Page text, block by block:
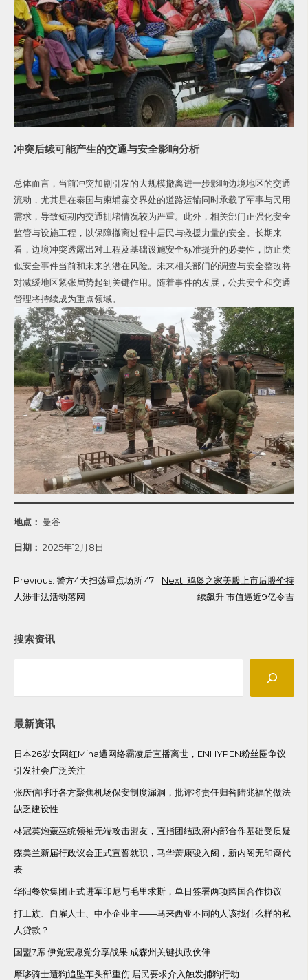
冲突后续可能产生的交通与安全影响分析
总体而言，当前冲突加剧引发的大规模撤离进一步影响边境地区的交通
流动，尤其是在泰国与柬埔寨交界处的道路运输同时承载了军事与民用
需求，导致短期内交通拥堵情况较为严重。此外，相关部门正强化安全
监管与设施工程，以保障撤离过程中居民与救援力量的安全。长期来
看，边境冲突透露出对工程及基础设施安全标准提升的必要性，防止类
似安全事件当前和未来的潜在风险。未来相关部门的调查与安全整改将
对减缓地区紧张局势起到关键作用。随着事件的发展，公共安全和交通
管理将持续成为重点领域。
地点： 曼谷
日期： 2025年12月8日
Post
navigation
Previous: 警方4天扫荡重点场所 47
人涉非法活动落网
Next: 鸡煲之家美股上市后股价持
续飙升 市值逼近9亿令吉
搜索资讯
最新资讯
日本26岁女网红Mina遭网络霸凌后直播离世，ENHYPEN粉丝圈争议
引发社会广泛关注
张庆信呼吁各方聚焦机场保安制度漏洞，批评将责任归咎陆兆福的做法
缺乏建设性
林冠英炮轰巫统领袖无端攻击盟友，直指团结政府内部合作基础受质疑
森美兰新届行政议会正式宣誓就职，马华萧康骏入阁，新内阁无印裔代
表
华阳餐饮集团正式进军印尼与毛里求斯，单日签署两项跨国合作协议
打工族、自雇人士、中小企业主——马来西亚不同的人该找什么样的私
人贷款？
国盟7席 伊党宏愿党分享战果 成森州关键执政伙伴
摩哆骑士遭狗追坠车头部重伤 居民要求介入触发捕狗行动